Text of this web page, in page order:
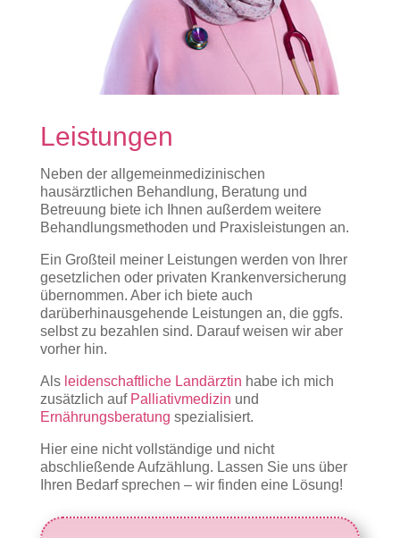
Leistungen
Neben der allgemeinmedizinischen
hausärztlichen Behandlung, Beratung und
Betreuung biete ich Ihnen außerdem weitere
Behandlungsmethoden und Praxisleistungen an.
Ein Großteil meiner Leistungen werden von Ihrer
gesetzlichen oder privaten Krankenversicherung
übernommen. Aber ich biete auch
darüberhinausgehende Leistungen an, die ggfs.
selbst zu bezahlen sind. Darauf weisen wir aber
vorher hin.
Als leidenschaftliche Landärztin habe ich mich
zusätzlich auf Palliativmedizin und
Ernährungsberatung spezialisiert.
Hier eine nicht vollständige und nicht
abschließende Aufzählung. Lassen Sie uns über
Ihren Bedarf sprechen – wir finden eine Lösung!